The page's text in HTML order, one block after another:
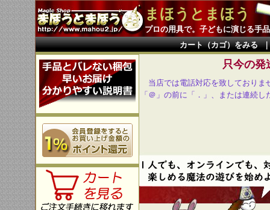
まほうとまほう
プロの用具で。子どもに演じる手
カート（カゴ）をみる
只今の
当店では電話対応を致しており
「＠」の前に「．」、または連続